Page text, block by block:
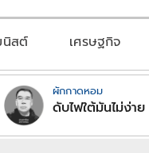
นิสต์ เศรษฐกิจ
ผักกาดหอม
ดับไฟใต้มันไม่ง่าย